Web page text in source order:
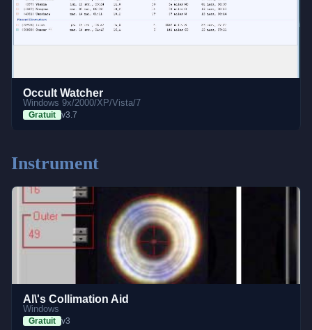
Occult Watcher
Windows 9x/2000/XP/Vista/7
Gratuit v3.7
Instrument
Al\'s Collimation Aid
Windows
Gratuit v3